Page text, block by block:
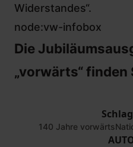
Widerstandes“.
node:vw-infobox
Die
„vorwärts“finden
140 Jahre vorwärts